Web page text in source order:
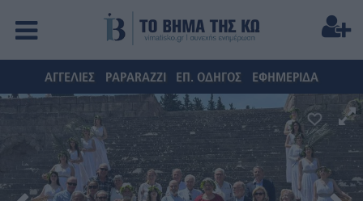
ΑΓΓΕΛΙΕΣ PAPARAZZI ΕΠ. ΟΔΗΓΟΣ ΕΦΗΜΕΡΙΔΑ